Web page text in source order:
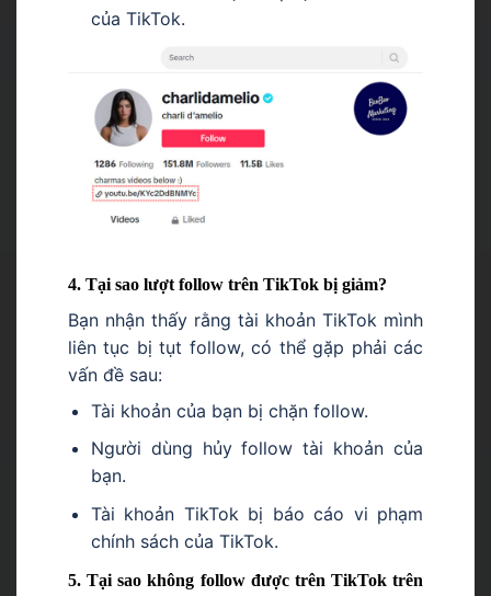
của TikTok.
4. Tại sao lượt follow trên TikTok bị giảm?
Bạn nhận thấy rằng tài khoản TikTok mình
liên tục bị tụt follow, có thể gặp phải các
vấn đề sau:
Tài khoản của bạn bị chặn follow.
Người dùng hủy follow tài khoản của
bạn.
Tài khoản TikTok bị báo cáo vi phạm
chính sách của TikTok.
5. Tại sao không follow được trên TikTok trên